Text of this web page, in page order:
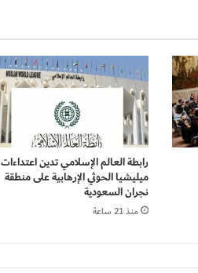
رابطة العالم الإسلامي تدين اعتداءات
ميليشيا الحوثي الإرهابية على منطقة
نجران السعودية
منذ 21 ساعة